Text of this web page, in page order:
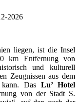
2026
liegen, ist die Insel
km Entfernung von
und kulturell
Zeugnissen aus dem
kann. Das Lu’ Hotel
von der Stadt S.